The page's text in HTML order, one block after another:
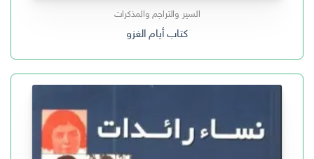
السير والتراجم والمذكرات
كتاب أيام الغزو